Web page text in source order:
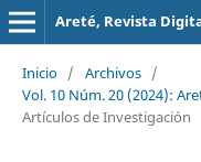
Areté, Revista
Inicio / Archivos /
Vol. 10 Núm. 20 (2024):
Artículos de Investigación